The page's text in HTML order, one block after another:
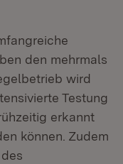
den mehrmals
wird
Testung
erkannt
können. Zudem